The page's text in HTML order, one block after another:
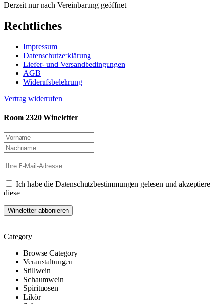
Derzeit nur nach Vereinbarung geöffnet
Rechtliches
Impressum
Datenschutzerklärung
Liefer- und Versandbedingungen
AGB
Widerufsbelehrung
Vertrag widerrufen
Room 2320 Wineletter
Ich habe die Datenschutzbestimmungen gelesen und akzeptiere
diese.
Category
Browse Category
Veranstaltungen
Stillwein
Schaumwein
Spirituosen
Likör